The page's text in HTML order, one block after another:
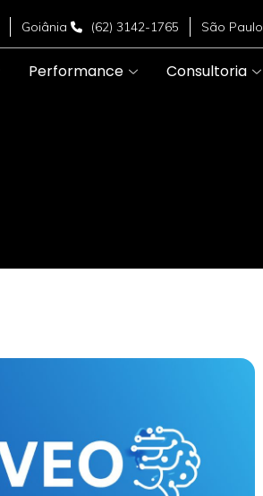
Goiânia (62) 3142-1765 São Paulo
Performance Consultoria